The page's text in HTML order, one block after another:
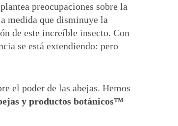
preocupaciones sobre la
medida que disminuye la
de este increíble insecto. Con
se está extendiendo: pero
el poder de las abejas. Hemos
y productos botánicos™